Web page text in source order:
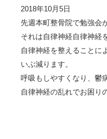
2018年10月5日
先週本町整骨院で勉強会
それは自律神経自律神経
自律神経を整えることに
いぶ減ります。
呼吸もしやすくなり、鬱
自律神経の乱れでお困り